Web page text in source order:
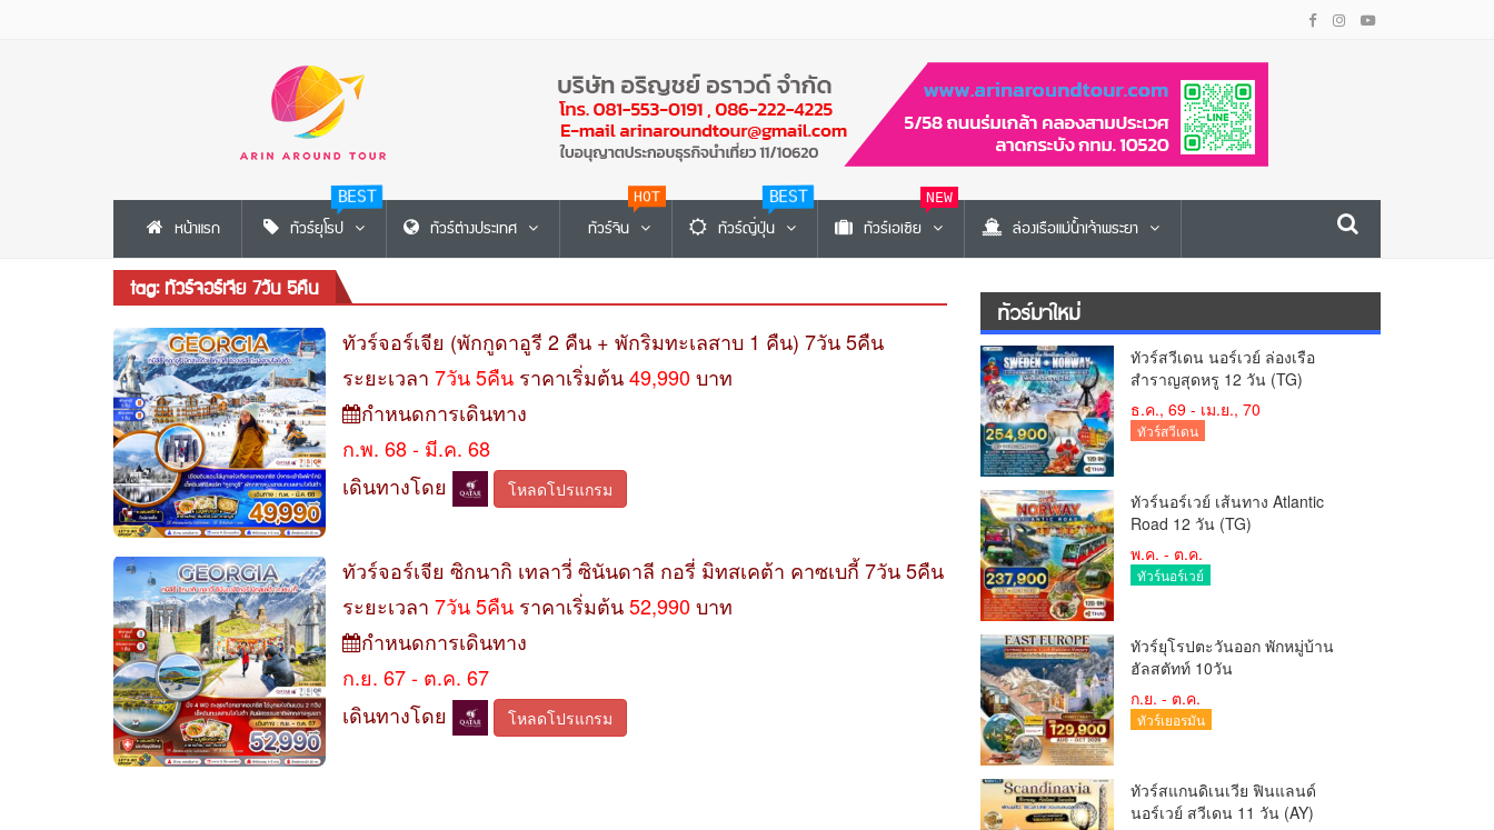
หน้าแรก ทัวร์ยุโรป
BEST
ทัวร์ต่างประเทศ ทัวร์จีน
HOT
ทัวร์ญี่ปุ่น
BEST
ทัวร์เอเซีย
NEW
ล่องเรือแม่น้ำเจ้าพระยา
tag: ทัวร์จอร์เจีย 7วัน 5คืน
ทัวร์จอร์เจีย (พักกูดาอูรี 2 คืน + พักริมทะเลสาบ 1 คืน) 7วัน 5คืน
ระยะเวลา7วัน 5คืน ราคาเริ่มต้น49,990บาท
กำหนดการเดินทาง
ก.พ. 68 - มี.ค. 68
เดินทางโดย
โหลดโปรแกรม
ทัวร์จอร์เจีย ซิกนากิ เทลาวี่ ซินันดาลี กอรี่ มิทสเคต้า คาซเบกี้ 7วัน 5คืน
ระยะเวลา7วัน 5คืน ราคาเริ่มต้น52,990บาท
กำหนดการเดินทาง
ก.ย. 67 - ต.ค. 67
เดินทางโดย
โหลดโปรแกรม
ทัวร์มาใหม่
ทัวร์สวีเดน นอร์เวย์ ล่องเรือ
สำราญสุดหรู 12 วัน (TG)
ธ.ค., 69 - เม.ย., 70
ทัวร์สวีเดน
ทัวร์นอร์เวย์ เส้นทาง Atlantic
Road 12 วัน (TG)
พ.ค. - ต.ค.
ทัวร์นอร์เวย์
ทัวร์ยุโรปตะวันออก พักหมู่บ้าน
ฮัลสตัทท์ 10วัน
ก.ย. - ต.ค.
ทัวร์เยอรมัน
ทัวร์สแกนดิเนเวีย ฟินแลนด์
นอร์เวย์ สวีเดน 11 วัน (AY)